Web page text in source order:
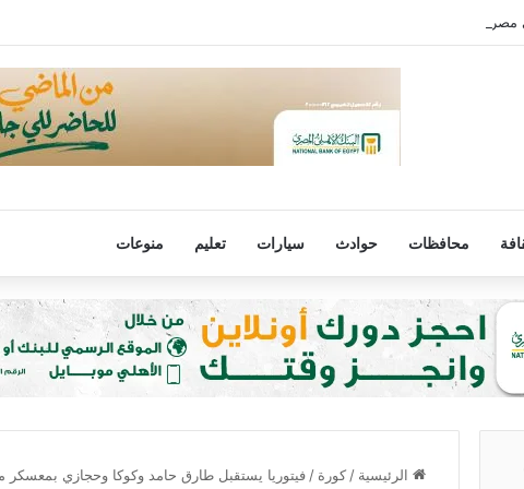
اليوم الخميس
محافظات حوادث سيارات تعليم منوعات
الرئيسية / كورة / فيتوريا يستقبل طارق حامد وكوكا وحجازي بمعسكر